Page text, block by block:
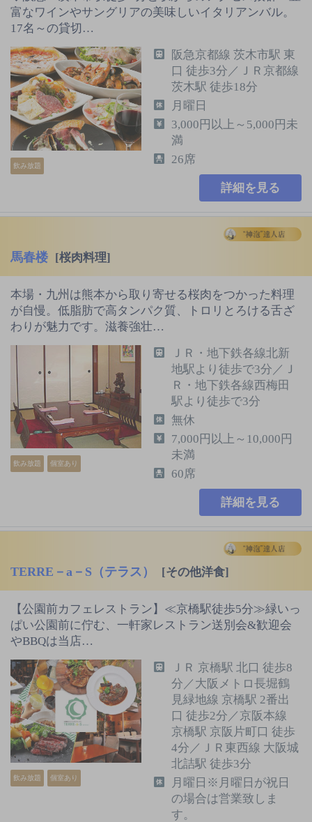
富なワインやサングリアの美味しいイタリアンバル。
17名～の貸切…
飲み放題
阪急京都線 茨木市駅 東
口 徒歩3分／ＪＲ京都線
茨木駅 徒歩18分
月曜日
3,000円以上～5,000円未
満
26席
詳細を見る
馬春楼 [桜肉料理]
本場・九州は熊本から取り寄せる桜肉をつかった料理
が自慢。低脂肪で高タンパク質、トロリとろける舌ざ
わりが魅力です。滋養強壮…
飲み放題 個室あり
ＪＲ・地下鉄各線北新
地駅より徒歩で3分／Ｊ
Ｒ・地下鉄各線西梅田
駅より徒歩で3分
無休
7,000円以上～10,000円
未満
60席
詳細を見る
TERRE－a－S（テラス） [その他洋食]
【公園前カフェレストラン】≪京橋駅徒歩5分≫緑いっ
ぱい公園前に佇む、一軒家レストラン送別会&歓迎会
やBBQは当店…
飲み放題 個室あり
ＪＲ 京橋駅 北口 徒歩8
分／大阪メトロ長堀鶴
見緑地線 京橋駅 2番出
口 徒歩2分／京阪本線
京橋駅 京阪片町口 徒歩
4分／ＪＲ東西線 大阪城
北詰駅 徒歩3分
月曜日※月曜日が祝日
の場合は営業致しま
す。